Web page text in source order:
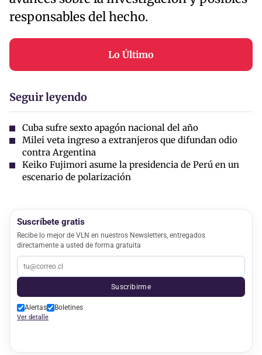
responsables del hecho.
Lo Último
Seguir leyendo
Cuba sufre sexto apagón nacional del año
Milei veta ingreso a extranjeros que difundan odio
contra Argentina
Keiko Fujimori asume la presidencia de Perú en un
escenario de polarización
Suscríbete gratis
Recibe lo mejor de VLN en nuestros Newsletters, entregados
directamente a usted de forma gratuita
Suscribirme
Alertas Boletines
Ver detalle